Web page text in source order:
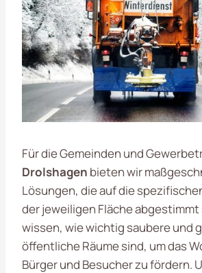
Für die Gemeinden und
Drolshagen bieten wir
Lösungen, die auf die
der jeweiligen Fläche abgestimmt
wissen, wie wichtig saubere und
öffentliche Räume sind, um das
Bürger und Besucher zu fördern.